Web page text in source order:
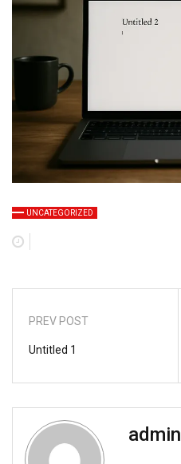
UNCATEGORIZED
PREV POST
Untitled 1
admin